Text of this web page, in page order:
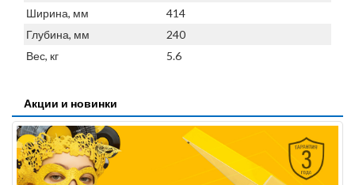
Ширина, мм
414
Глубина, мм
240
Вес, кг
5.6
Акции и новинки